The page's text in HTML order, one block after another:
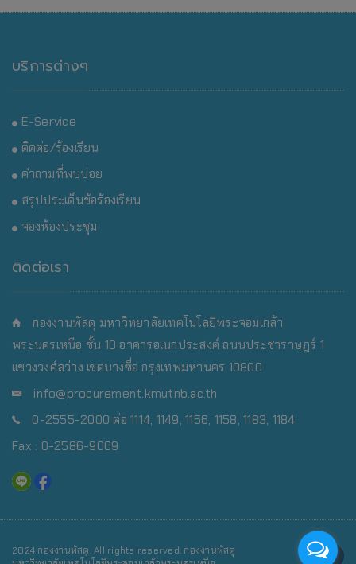
บริการต่างๆ
E-Service
ติดต่อ/ร้องเรียน
คำถามที่พบบ่อย
สรุปประเด็นข้อร้องเรียน
จองห้องประชุม
ติดต่อเรา
กองงานพัสดุ มหาวิทยาลัยเทคโนโลยีพระจอมเกล้า
พระนครเหนือ ชั้น 10 อาคารอเนกประสงค์ ถนนประชาราษฎร์ 1
แขวงวงศ์สว่าง เขตบางซื่อ กรุงเทพมหานคร 10800
info@procurement.kmutnb.ac.th
0-2555-2000 ต่อ 1114, 1149, 1156, 1158, 1183, 1184
Fax : 0-2586-9009
2024 กองงานพัสดุ. All rights reserved. กองงานพัสดุ